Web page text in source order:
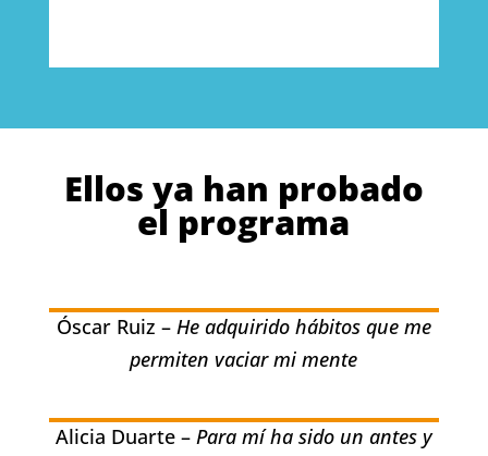
Ellos ya han probado
el programa
Óscar Ruiz – He adquirido hábitos que me
permiten vaciar mi mente
Alicia Duarte – Para mí ha sido un antes y